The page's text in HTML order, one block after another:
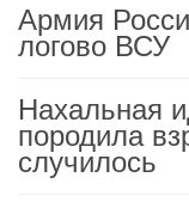
Армия
логово ВСУ
Нахальная
породила
случилось